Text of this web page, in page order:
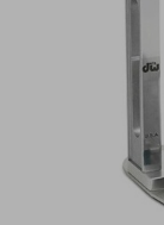
管楽器